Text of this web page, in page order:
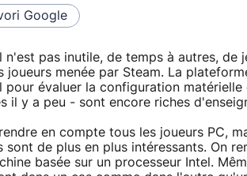
Google
n'est pas inutile, de temps à autres,
menée par Steam. La
évaluer la configuration matérielle
il y a peu - sont encore riches
en compte tous les joueurs PC,
de plus en plus intéressants. On
basée sur un processeur Intel.